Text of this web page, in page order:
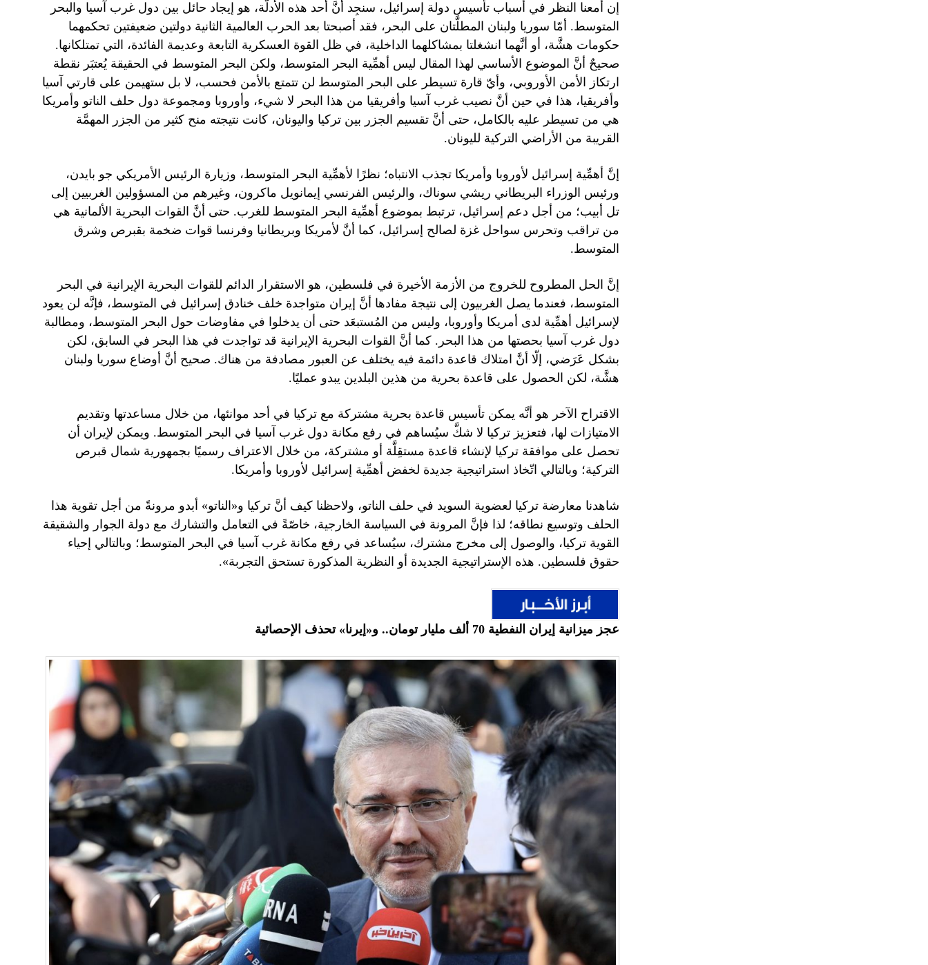
إن أمعنا النظر في أسباب تأسيس دولة إسرائيل، سنجِد أنَّ أحد هذه الأدلَّة، هو إيجاد حائل بين دول غرب آسيا والبحر
المتوسط. أمّا سوريا ولبنان المطلَّتان على البحر، فقد أصبحتا بعد الحرب العالمية الثانية دولتين ضعيفتين تحكمهما
حكومات هشَّة، أو أنَّهما انشغلتا بمشاكلهما الداخلية، في ظل القوة العسكرية التابعة وعديمة الفائدة، التي تمتلكانها.
صحيحٌ أنَّ الموضوع الأساسي لهذا المقال ليس أهمِّية البحر المتوسط، ولكن البحر المتوسط في الحقيقة يُعتبَر نقطة
ارتكاز الأمن الأوروبي، وأيّ قارة تسيطر على البحر المتوسط لن تتمتع بالأمن فحسب، لا بل ستهيمن على قارتي آسيا
وأفريقيا، هذا في حين أنَّ نصيب غرب آسيا وأفريقيا من هذا البحر لا شيء، وأوروبا ومجموعة دول حلف الناتو وأمريكا
هي من تسيطر عليه بالكامل، حتى أنَّ تقسيم الجزر بين تركيا واليونان، كانت نتيجته منح كثير من الجزر المهمَّة
القريبة من الأراضي التركية لليونان.
إنَّ أهمِّية إسرائيل لأوروبا وأمريكا تجذب الانتباه؛ نظرًا لأهمِّية البحر المتوسط، وزيارة الرئيس الأمريكي جو بايدن،
ورئيس الوزراء البريطاني ريشي سوناك، والرئيس الفرنسي إيمانويل ماكرون، وغيرهم من المسؤولين الغربيين إلى
تل أبيب؛ من أجل دعم إسرائيل، ترتبط بموضوع أهمِّية البحر المتوسط للغرب. حتى أنَّ القوات البحرية الألمانية هي
من تراقب وتحرس سواحل غزة لصالح إسرائيل، كما أنَّ لأمريكا وبريطانيا وفرنسا قوات ضخمة بقبرص وشرق
المتوسط.
إنَّ الحل المطروح للخروج من الأزمة الأخيرة في فلسطين، هو الاستقرار الدائم للقوات البحرية الإيرانية في البحر
المتوسط، فعندما يصل الغربيون إلى نتيجة مفادها أنَّ إيران متواجدة خلف خنادق إسرائيل في المتوسط، فإنَّه لن يعود
لإسرائيل أهمِّية لدى أمريكا وأوروبا، وليس من المُستبعَد حتى أن يدخلوا في مفاوضات حول البحر المتوسط، ومطالبة
دول غرب آسيا بحصتها من هذا البحر. كما أنَّ القوات البحرية الإيرانية قد تواجدت في هذا البحر في السابق، لكن
بشكل عَرَضي، إلّا أنَّ امتلاك قاعدة دائمة فيه يختلف عن العبور مصادفة من هناك. صحيح أنَّ أوضاع سوريا ولبنان
هشَّة، لكن الحصول على قاعدة بحرية من هذين البلدين يبدو عمليًا.
الاقتراح الآخر هو أنَّه يمكن تأسيس قاعدة بحرية مشتركة مع تركيا في أحد موانئها، من خلال مساعدتها وتقديم
الامتيازات لها، فتعزيز تركيا لا شكَّ سيُساهم في رفع مكانة دول غرب آسيا في البحر المتوسط. ويمكن لإيران أن
تحصل على موافقة تركيا لإنشاء قاعدة مستقِلَّة أو مشتركة، من خلال الاعتراف رسميًا بجمهورية شمال قبرص
التركية؛ وبالتالي اتّخاذ استراتيجية جديدة لخفض أهمِّية إسرائيل لأوروبا وأمريكا.
شاهدنا معارضة تركيا لعضوية السويد في حلف الناتو، ولاحظنا كيف أنَّ تركيا و«الناتو» أبدو مرونةً من أجل تقوية هذا
الحلف وتوسيع نطاقه؛ لذا فإنَّ المرونة في السياسة الخارجية، خاصّةً في التعامل والتشارك مع دولة الجوار والشقيقة
القوية تركيا، والوصول إلى مخرج مشترك، سيُساعد في رفع مكانة غرب آسيا في البحر المتوسط؛ وبالتالي إحياء
حقوق فلسطين. هذه الإستراتيجية الجديدة أو النظرية المذكورة تستحق التجربة».
عجز ميزانية إيران النفطية 70 ألف مليار تومان.. و«إيرنا» تحذف الإحصائية